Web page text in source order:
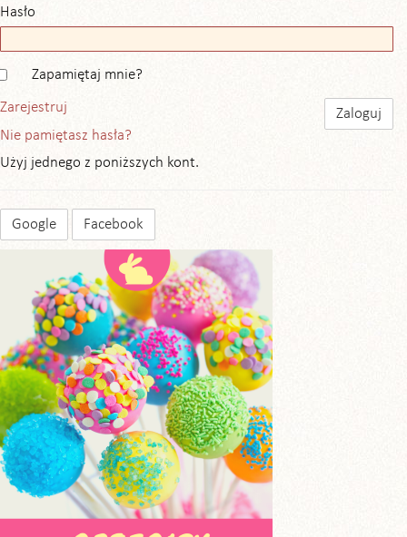
Hasło
Zapamiętaj mnie?
Zarejestruj
Nie pamiętasz hasła?
Użyj jednego z poniższych kont.
Google Facebook